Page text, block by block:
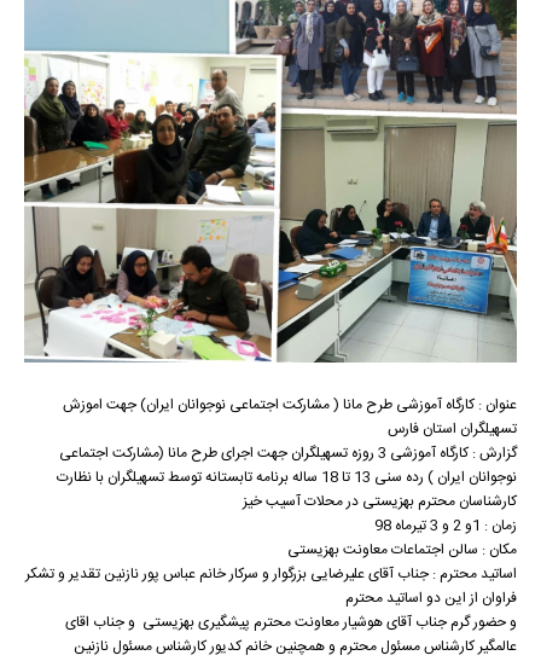
عنوان : کارگاه آموزشی طرح مانا ( مشارکت اجتماعی نوجوانان ایران) جهت اموزش
تسهیلگران استان فارس
گزارش : کارگاه آموزشی 3 روزه تسهیلگران جهت اجرای طرح مانا (مشارکت اجتماعی
نوجوانان ایران ) رده سنی 13 تا 18 ساله برنامه تابستانه توسط تسهیلگران با نظارت
کارشناسان محترم بهزیستی در محلات آسیب خیز
زمان : 1و 2 و 3 تیرماه 98
مکان : سالن اجتماعات معاونت بهزیستی
اساتید محترم : جناب آقای علیرضایی بزرگوار و سرکار خانم عباس پور نازنین تقدیر و تشکر
فراوان از این دو اساتید محترم
و حضور گرم جناب آقای هوشیار معاونت محترم پیشگیری بهزیستی و جناب اقای
عالمگیر کارشناس مسئول محترم و همچنین خانم کدیور کارشناس مسئول نازنین